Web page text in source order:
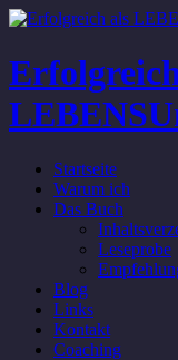
Startseite
Warum ich
Das Buch
Leseprobe
Blog
Links
Kontakt
Coaching